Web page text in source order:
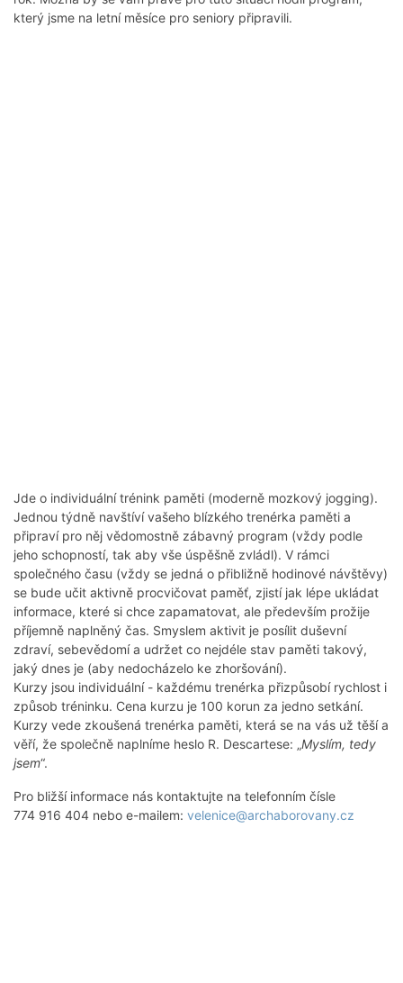
který jsme na letní měsíce pro seniory připravili.
Jde o individuální trénink paměti (moderně mozkový jogging).
Jednou týdně navštíví vašeho blízkého trenérka paměti a
připraví pro něj vědomostně zábavný program (vždy podle
jeho schopností, tak aby vše úspěšně zvládl). V rámci
společného času (vždy se jedná o přibližně hodinové návštěvy)
se bude učit aktivně procvičovat paměť, zjistí jak lépe ukládat
informace, které si chce zapamatovat, ale především prožije
příjemně naplněný čas. Smyslem aktivit je posílit duševní
zdraví, sebevědomí a udržet co nejdéle stav paměti takový,
jaký dnes je (aby nedocházelo ke zhoršování).
Kurzy jsou individuální - každému trenérka přizpůsobí rychlost i
způsob tréninku. Cena kurzu je 100 korun za jedno setkání.
Kurzy vede zkoušená trenérka paměti, která se na vás už těší a
věří, že společně naplníme heslo R. Descartese: „Myslím, tedy
jsem“.
Pro bližší informace nás kontaktujte na telefonním čísle
774 916 404 nebo e-mailem: velenice@archaborovany.cz